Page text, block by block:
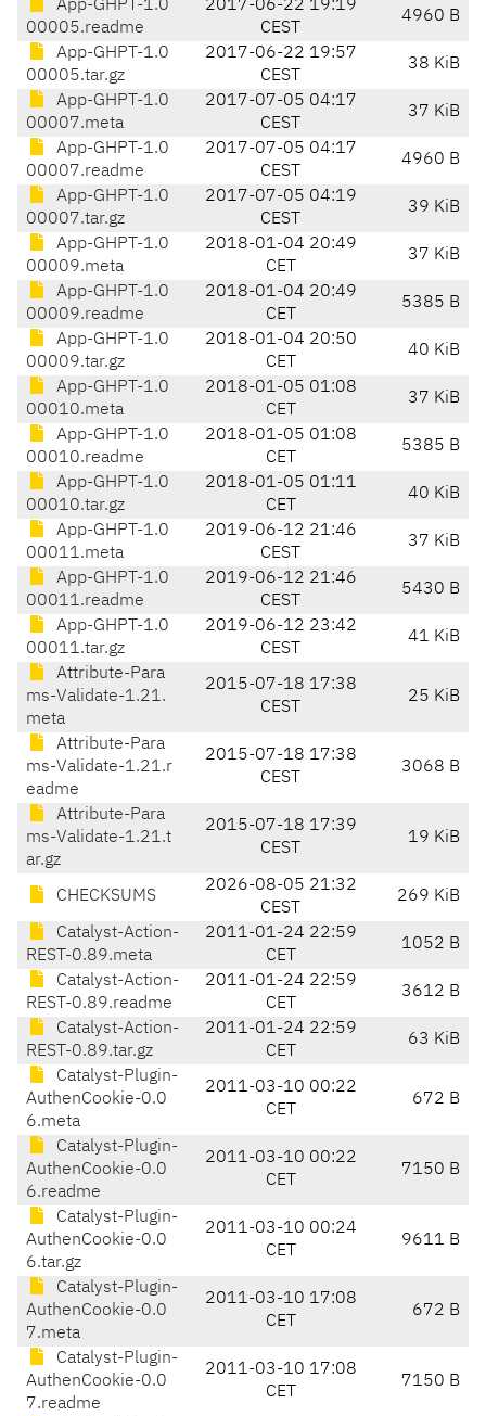
App-GHPT-1.0
00005.readme
2017-06-22 19:19
CEST
4960 B
App-GHPT-1.0
00005.tar.gz
2017-06-22 19:57
CEST
38 KiB
App-GHPT-1.0
00007.meta
2017-07-05 04:17
CEST
37 KiB
App-GHPT-1.0
00007.readme
2017-07-05 04:17
CEST
4960 B
App-GHPT-1.0
00007.tar.gz
2017-07-05 04:19
CEST
39 KiB
App-GHPT-1.0
00009.meta
2018-01-04 20:49
CET
37 KiB
App-GHPT-1.0
00009.readme
2018-01-04 20:49
CET
5385 B
App-GHPT-1.0
00009.tar.gz
2018-01-04 20:50
CET
40 KiB
App-GHPT-1.0
00010.meta
2018-01-05 01:08
CET
37 KiB
App-GHPT-1.0
00010.readme
2018-01-05 01:08
CET
5385 B
App-GHPT-1.0
00010.tar.gz
2018-01-05 01:11
CET
40 KiB
App-GHPT-1.0
00011.meta
2019-06-12 21:46
CEST
37 KiB
App-GHPT-1.0
00011.readme
2019-06-12 21:46
CEST
5430 B
App-GHPT-1.0
00011.tar.gz
2019-06-12 23:42
CEST
41 KiB
Attribute-Para
ms-Validate-1.21.
meta
2015-07-18 17:38
CEST
25 KiB
Attribute-Para
ms-Validate-1.21.r
eadme
2015-07-18 17:38
CEST
3068 B
Attribute-Para
ms-Validate-1.21.t
ar.gz
2015-07-18 17:39
CEST
19 KiB
CHECKSUMS
2026-08-05 21:32
CEST
269 KiB
Catalyst-Action-
REST-0.89.meta
2011-01-24 22:59
CET
1052 B
Catalyst-Action-
REST-0.89.readme
2011-01-24 22:59
CET
3612 B
Catalyst-Action-
REST-0.89.tar.gz
2011-01-24 22:59
CET
63 KiB
Catalyst-Plugin-
AuthenCookie-0.0
6.meta
2011-03-10 00:22
CET
672 B
Catalyst-Plugin-
AuthenCookie-0.0
6.readme
2011-03-10 00:22
CET
7150 B
Catalyst-Plugin-
AuthenCookie-0.0
6.tar.gz
2011-03-10 00:24
CET
9611 B
Catalyst-Plugin-
AuthenCookie-0.0
7.meta
2011-03-10 17:08
CET
672 B
Catalyst-Plugin-
AuthenCookie-0.0
7.readme
2011-03-10 17:08
CET
7150 B